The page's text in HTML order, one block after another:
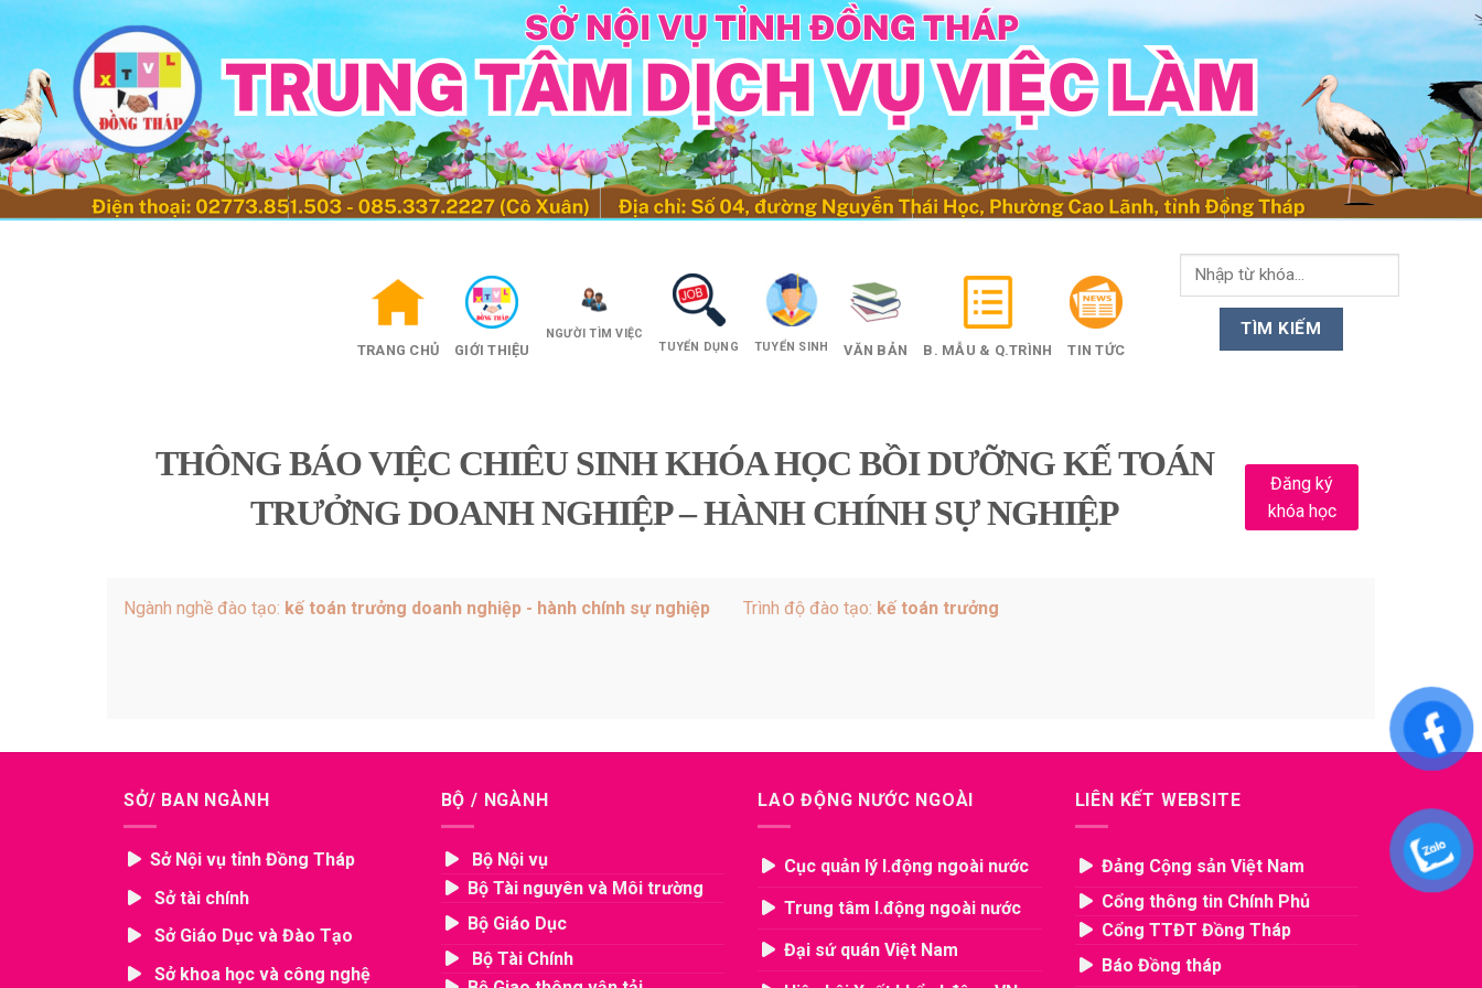
content
TRANG CHỦ GIỚI THIỆU
NGƯỜI TÌM VIỆC
TUYỂN DỤNG
TUYỂN SINH VĂN BẢN B. MẪU & Q.TRÌNH TIN TỨC
THÔNG BÁO VIỆC CHIÊU SINH KHÓA HỌC BỒI DƯỠNG KẾ TOÁN
TRƯỞNG DOANH NGHIỆP – HÀNH CHÍNH SỰ NGHIỆP
Đăng ký
khóa học
Ngành nghề đào tạo: kế toán trưởng doanh nghiệp - hành chính sự nghiệp Trình độ đào tạo: kế toán trưởng
SỞ/ BAN NGÀNH
Sở Nội vụ tỉnh Đồng Tháp
Sở tài chính
Sở Giáo Dục và Đào Tạo
Sở khoa học và công nghệ
BỘ / NGÀNH
Bộ Nội vụ
Bộ Tài nguyên và Môi trường
Bộ Giáo Dục
Bộ Tài Chính
LAO ĐỘNG NƯỚC NGOÀI
Cục quản lý l.động ngoài nước
Trung tâm l.động ngoài nước
Đại sứ quán Việt Nam
LIÊN KẾT WEBSITE
Đảng Cộng sản Việt Nam
Cổng thông tin Chính Phủ
Cổng TTĐT Đồng Tháp
Báo Đồng tháp